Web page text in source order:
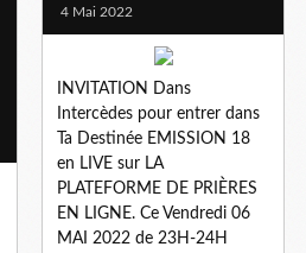
4 Mai 2022
INVITATION Dans
Intercèdes pour entrer dans
Ta Destinée EMISSION 18
en LIVE sur LA
PLATEFORME DE PRIÈRES
EN LIGNE. Ce Vendredi 06
MAI 2022 de 23H-24H